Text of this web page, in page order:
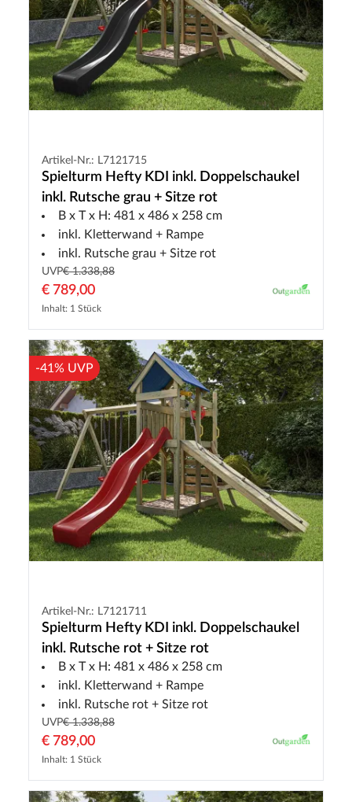
Artikel-Nr.: L7121715
Spielturm Hefty KDI inkl. Doppelschaukel
inkl. Rutsche grau + Sitze rot
B x T x H: 481 x 486 x 258 cm
inkl. Kletterwand + Rampe
inkl. Rutsche grau + Sitze rot
UVP€ 1.338,88
€ 789,00
Inhalt: 1 Stück
-41% UVP
Artikel-Nr.: L7121711
Spielturm Hefty KDI inkl. Doppelschaukel
inkl. Rutsche rot + Sitze rot
B x T x H: 481 x 486 x 258 cm
inkl. Kletterwand + Rampe
inkl. Rutsche rot + Sitze rot
UVP€ 1.338,88
€ 789,00
Inhalt: 1 Stück